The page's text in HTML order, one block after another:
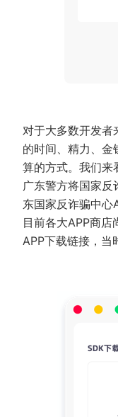
对于大多数开发者
的时间、精力、
算的方式。我们
广东警方将国家
东国家反诈骗中
目前各大APP商
APP下载链接，当